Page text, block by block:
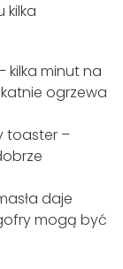
kilka
kilka minut na
ogrzewa
toaster –
daje
mogą być